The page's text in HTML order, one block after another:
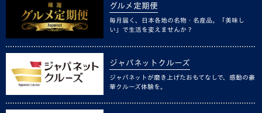
グルメ定期便
毎月届く、日本各地の名物・名産品。「美味し
い」で生活を変えませんか？
ジャパネットクルーズ
ジャパネットが磨き上げたおもてなしで、感動の豪
華クルーズ体験を。